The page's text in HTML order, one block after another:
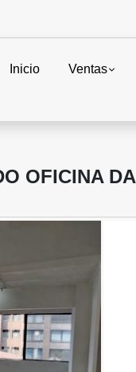
Inicio Ventas
OFICINA